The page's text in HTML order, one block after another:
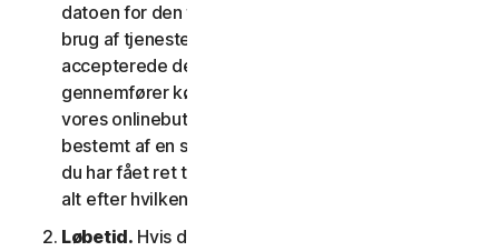
datoen for den første installation af softwaren eller
brug af tjenesten; eller (b) datoen, hvor du
accepterede denne LSA; eller (c) den dato, hvor du
gennemfører købet, hvis du har købt tjenesten i
vores onlinebutik; eller (d) den dato, der er
bestemt af en sådan udbyder som gældende, hvis
du har fået ret til at bruge tjenesten fra en udbyder,
alt efter hvilken dato der kommer først.
Løbetid. Hvis du har et tidsbegrænset